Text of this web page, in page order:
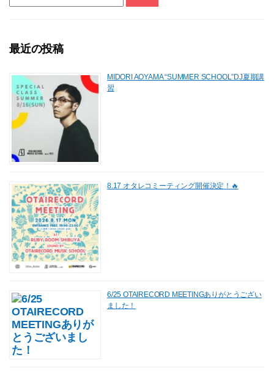
o
k
n
最近の投稿
MIDORI AOYAMA “SUMMER SCHOOL”DJ夏期講
習
8.17 オタレコミーティング開催決定！🔥
6/25 OTAIRECORD MEETINGありがとうござい
ました！